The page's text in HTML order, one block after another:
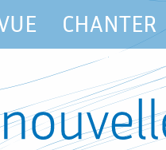
CHANTER